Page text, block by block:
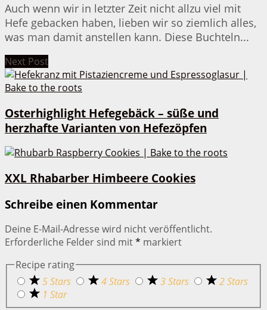
Auch wenn wir in letzter Zeit nicht allzu viel mit
Hefe gebacken haben, lieben wir so ziemlich alles,
was man damit anstellen kann. Diese Buchteln...
Next Post
Osterhighlight Hefegebäck – süße und
herzhafte Varianten von Hefezöpfen
XXL Rhabarber Himbeere Cookies
Schreibe einen Kommentar
Deine E-Mail-Adresse wird nicht veröffentlicht.
Erforderliche Felder sind mit* markiert
Recipe rating
5 Stars
4 Stars 3 Stars
2 Stars
1 Star